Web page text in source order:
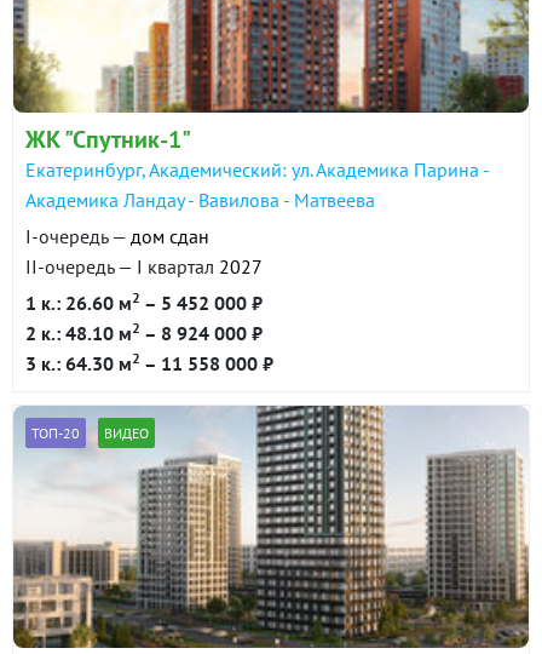
ЖК "Спутник-1"
Екатеринбург, Академический: ул. Академика Парина -
Академика Ландау - Вавилова - Матвеева
I-очередь — дом сдан
II-очередь — I квартал 2027
1 к.: 26.60 м2 – 5 452 000 ₽
2 к.: 48.10 м2 – 8 924 000 ₽
3 к.: 64.30 м2 – 11 558 000 ₽
ТОП-20 ВИДЕО